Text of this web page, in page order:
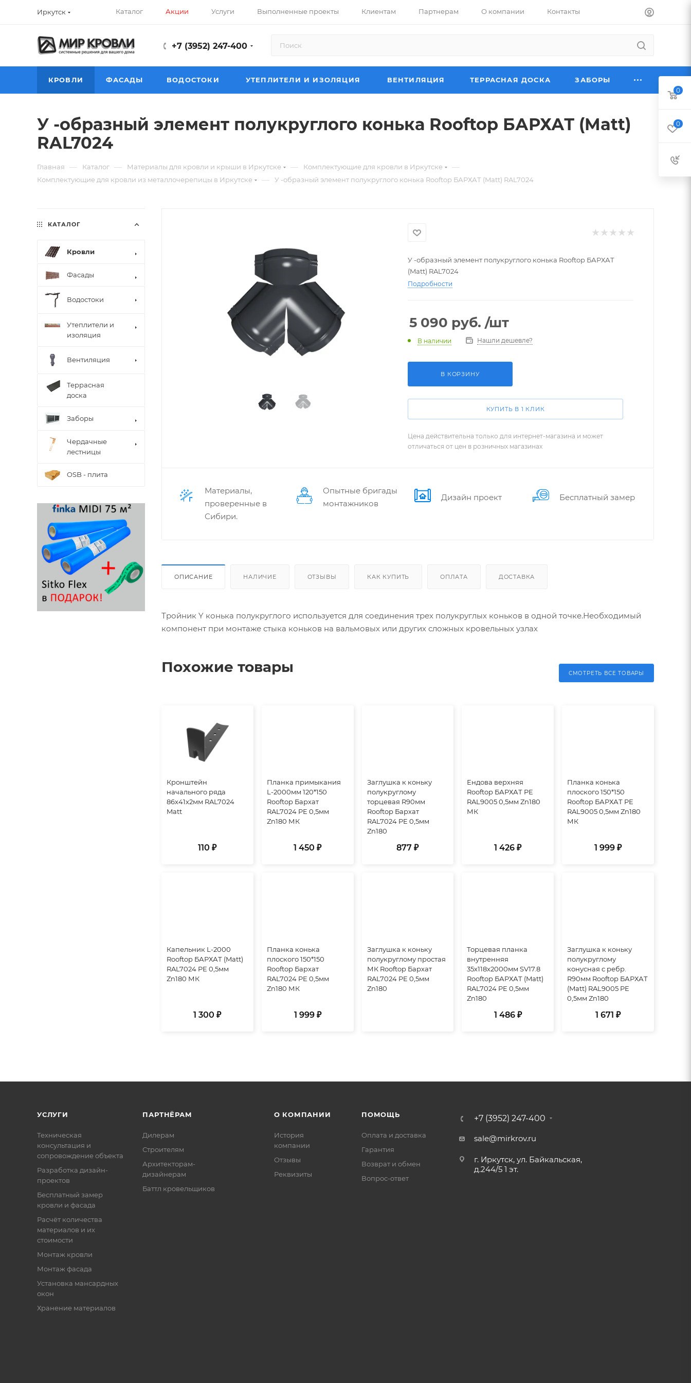
Иркутск Каталог Акции Услуги Выполненные проекты Клиентам Партнерам О компании Контакты
+7 (3952) 247-400
КРОВЛИ ФАСАДЫ ВОДОСТОКИ УТЕПЛИТЕЛИ И ИЗОЛЯЦИЯ ВЕНТИЛЯЦИЯ ТЕРРАСНАЯ ДОСКА ЗАБОРЫ
У -образный элемент полукруглого конька Rooftop БАРХАТ (Matt)
RAL7024
Главная — Каталог — Материалы для кровли и крыши в Иркутске — Комплектующие для кровли в Иркутске —
Комплектующие для кровли из металлочерепицы в Иркутске — У -образный элемент полукруглого конька Rooftop БАРХАТ (Matt) RAL7024
У -образный элемент полукруглого конька Rooftop БАРХАТ
(Matt) RAL7024
Подробности
5 090 руб. /шт
В наличии Нашли дешевле?
В КОРЗИНУ
КУПИТЬ В 1 КЛИК
Цена действительна только для интернет-магазина и может
отличаться от цен в розничных магазинах
Материалы,
проверенные в
Сибири.
Опытные бригады
монтажников
Дизайн проект Бес­плат­ный замер
ОПИСАНИЕ НАЛИЧИЕ ОТЗЫВЫ КАК КУПИТЬ ОПЛАТА ДОСТАВКА
Тройник Y конька полукруглого используется для соединения трех полукруглых коньков в одной точке.Необходимый
компонент при монтаже стыка коньков на вальмовых или других сложных кровельных узлах
Похожие товары СМОТРЕТЬ ВСЕ ТОВАРЫ
Кронштейн
начального ряда
86х41х2мм RAL7024
Matt
110 ₽
Планка примыкания
L-2000мм 120*150
Rooftop Бархат
RAL7024 PE 0,5мм
Zn180 МК
1 450 ₽
Заглушка к коньку
полукруглому
торцевая R90мм
Rooftop Бархат
RAL7024 PE 0,5мм
Zn180
877 ₽
Ендова верхняя
Rooftop БАРХАТ PE
RAL9005 0,5мм Zn180
МК
1 426 ₽
Планка конька
плоского 150*150
Rooftop БАРХАТ PE
RAL9005 0,5мм Zn180
МК
1 999 ₽
Капельник L-2000
Rooftop БАРХАТ (Matt)
RAL7024 PE 0,5мм
Zn180 МК
1 300 ₽
Планка конька
плоского 150*150
Rooftop Бархат
RAL7024 PE 0,5мм
Zn180 МК
1 999 ₽
Заглушка к коньку
полукруглому простая
МК Rooftop Бархат
RAL7024 PE 0,5мм
Zn180
Торцевая планка
внутренняя
35х118х2000мм SV17.8
Rooftop БАРХАТ (Matt)
RAL7024 PE 0,5мм
Zn180
1 486 ₽
Заглушка к коньку
полукруглому
конусная с ребр.
R90мм Rooftop БАРХАТ
(Matt) RAL9005 PE
0,5мм Zn180
1 671 ₽
КАТАЛОГ
Кровли
Фасады
Водостоки
Утеплители и
изоляция
Вентиляция
Террасная
доска
Заборы
Чердачные
лестницы
OSB - плита
УСЛУГИ
Техническая
консультация и
сопровождение объекта
Разработка дизайн-
проектов
Бесплатный замер
кровли и фасада
Расчёт количества
материалов и их
стоимости
Монтаж кровли
Монтаж фасада
Установка мансардных
окон
Хранение материалов
ПАРТНЁРАМ
Дилерам
Строителям
Архитекторам-
дизайнерам
Баттл кровельщиков
О КОМПАНИИ
История
компании
Отзывы
Реквизиты
ПОМОЩЬ
Оплата и доставка
Гарантия
Возврат и обмен
Вопрос-ответ
+7 (3952) 247-400
sale@mirkrov.ru
г. Иркутск, ул. Байкальская,
д.244/5 1 эт.
0
0